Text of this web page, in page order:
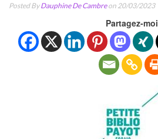
Posted ByDauphine De Cambreon 20/03/2023
Partagez-moi